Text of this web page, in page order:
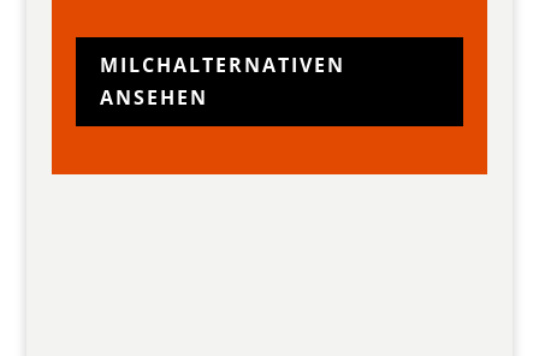
MILCHALTERNATIVEN
ANSEHEN